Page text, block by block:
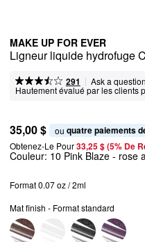
MAKE UP FOR EVER
Ligneur liquide hydrofuge
291 | Ask a question
Hautement évalué par les clients
35,00 $ ou quatre paiements
Obtenez-Le Pour33,25 $ (5% De
Couleur: 10 Pink Blaze - rose
Format 0.07 oz / 2ml
Mat finish - Format standard